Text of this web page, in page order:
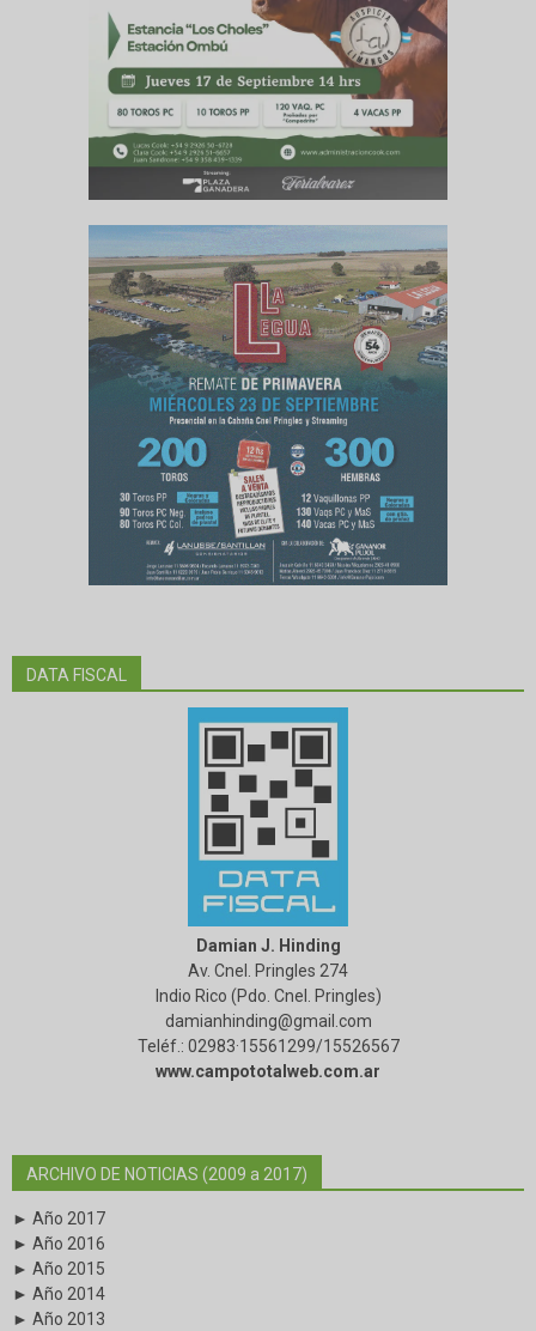
DATA FISCAL
Damian J. Hinding
Av. Cnel. Pringles 274
Indio Rico (Pdo. Cnel. Pringles)
damianhinding@gmail.com
Teléf.: 02983·15561299/15526567
www.campototalweb.com.ar
ARCHIVO DE NOTICIAS (2009 a 2017)
► Año 2017
► Año 2016
► Año 2015
► Año 2014
► Año 2013